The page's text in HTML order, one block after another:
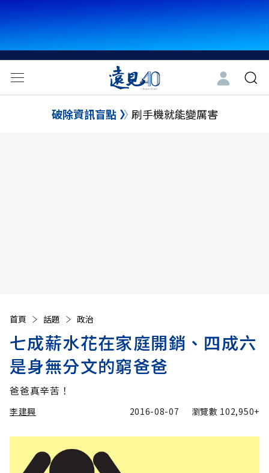
破除資訊盲點 刷手機就能變厲害
首頁 話題 政治
七成薪水花在家庭開銷、四成六
是身無分文的窮爸爸
爸爸真辛苦！
李建興 2016-08-07 瀏覽數 102,950+